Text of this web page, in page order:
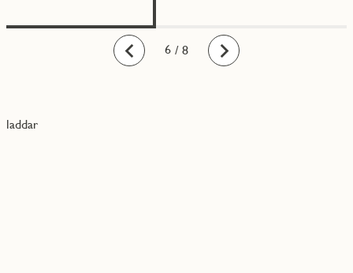
Bakåt Framåt
1
2
3
4
5
6
7
8 / 8
laddar